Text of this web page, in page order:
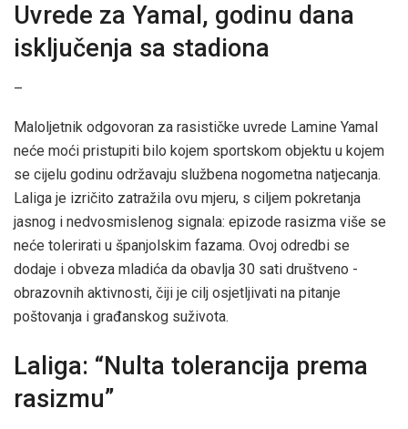
Uvrede za Yamal, godinu dana
isključenja sa stadiona
–
Maloljetnik odgovoran za rasističke uvrede Lamine Yamal
neće moći pristupiti bilo kojem sportskom objektu u kojem
se cijelu godinu održavaju službena nogometna natjecanja.
Laliga je izričito zatražila ovu mjeru, s ciljem pokretanja
jasnog i nedvosmislenog signala: epizode rasizma više se
neće tolerirati u španjolskim fazama. Ovoj odredbi se
dodaje i obveza mladića da obavlja 30 sati društveno -
obrazovnih aktivnosti, čiji je cilj osjetljivati ​​na pitanje
poštovanja i građanskog suživota.
Laliga: “Nulta tolerancija prema
rasizmu”